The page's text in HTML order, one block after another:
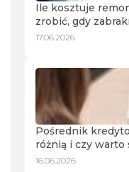
Ile kosztuje
zrobić, gdy
17.06.2026
Pośrednik
różnią i czy warto
16.06.2026